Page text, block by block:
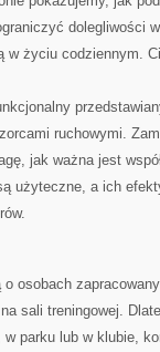
dolegliwości
w życiu codziennym.
ruchowymi.
jak ważna jest
użyteczne, a ich
osobach
sali treningowej.
parku lub w klubie,